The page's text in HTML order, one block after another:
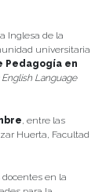
Inglesa de la
universitaria
Pedagogía en
English Language
, entre las
Huerta, Facultad
en la